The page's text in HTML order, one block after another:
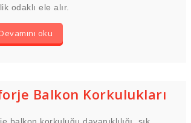
odaklı ele alır.
Devamını oku
Balkon Korkulukları